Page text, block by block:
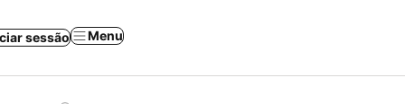
sessão Menu